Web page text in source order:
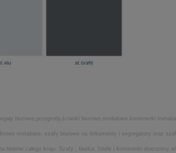
biurowe,przegrody,ścianki biurowe,modułowe,kontenerki
metalowe, szafy biurowe na dokumenty i segregatory oraz
całego kraju. Szafy , biurka, fotele i kontenerki dowozimy